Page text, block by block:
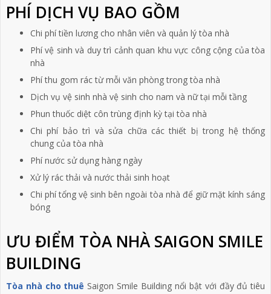
PHÍ DỊCH VỤ BAO GỒM
Chi phí tiền lương cho nhân viên và quản lý tòa nhà
Phí vệ sinh và duy trì cảnh quan khu vực công cộng của tòa
nhà
Phí thu gom rác từ mỗi văn phòng trong tòa nhà
Dịch vụ vệ sinh nhà vệ sinh cho nam và nữ tại mỗi tầng
Phun thuốc diệt côn trùng định kỳ tại tòa nhà
Chi phí bảo trì và sửa chữa các thiết bị trong hệ thống
chung của tòa nhà
Phí nước sử dụng hàng ngày
Xử lý rác thải và nước thải sinh hoạt
Chi phí tổng vệ sinh bên ngoài tòa nhà để giữ mặt kính sáng
bóng
ƯU ĐIỂM TÒA NHÀ SAIGON SMILE
BUILDING
Tòa nhà cho thuê Saigon Smile Building nổi bật với đầy đủ tiêu